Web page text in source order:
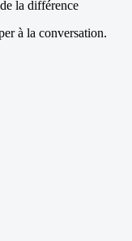
la différence
à la conversation.